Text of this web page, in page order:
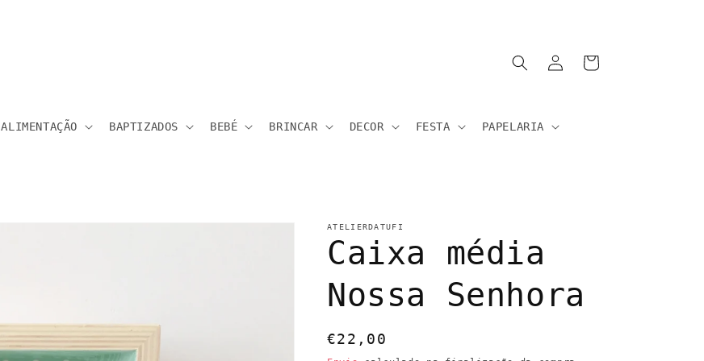
ALIMENTAÇÃO BAPTIZADOS BEBÉ BRINCAR DECOR FESTA PAPELARIA
sessão
Carrinho
ATELIERDATUFI
Caixa média
Nossa Senhora
Preço
€22,00